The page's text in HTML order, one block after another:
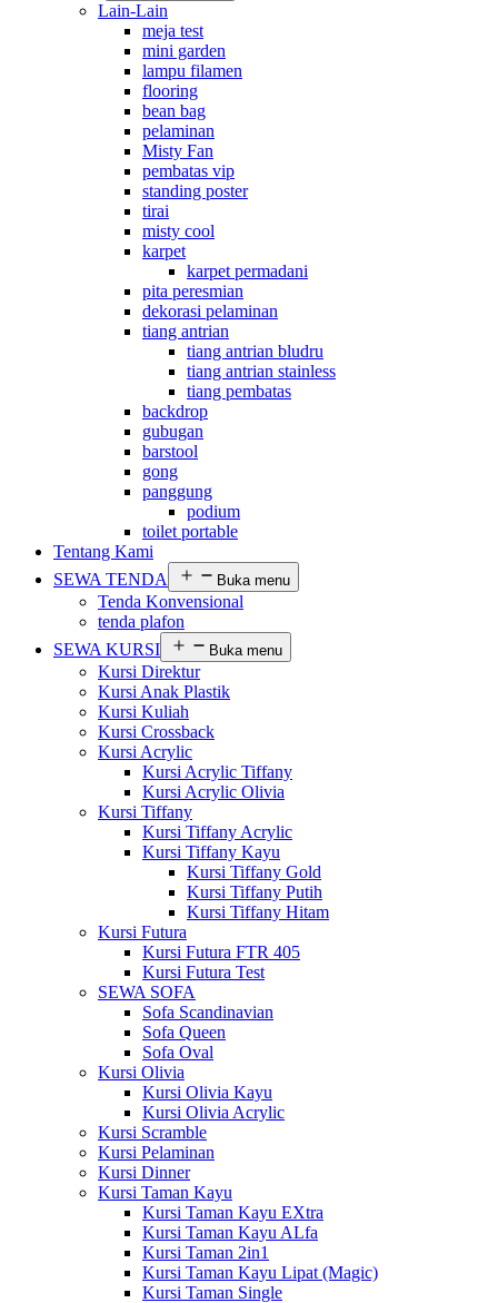
Lain-Lain
meja test
mini garden
lampu filamen
flooring
bean bag
pelaminan
Misty Fan
pembatas vip
standing poster
tirai
misty cool
karpet
karpet permadani
pita peresmian
dekorasi pelaminan
tiang antrian
tiang antrian bludru
tiang antrian stainless
tiang pembatas
backdrop
gubugan
barstool
gong
panggung
podium
toilet portable
Tentang Kami
SEWA TENDA
Buka menu
Tenda Konvensional
tenda plafon
SEWA KURSI
Buka menu
Kursi Direktur
Kursi Anak Plastik
Kursi Kuliah
Kursi Crossback
Kursi Acrylic
Kursi Acrylic Tiffany
Kursi Acrylic Olivia
Kursi Tiffany
Kursi Tiffany Acrylic
Kursi Tiffany Kayu
Kursi Tiffany Gold
Kursi Tiffany Putih
Kursi Tiffany Hitam
Kursi Futura
Kursi Futura FTR 405
Kursi Futura Test
SEWA SOFA
Sofa Scandinavian
Sofa Queen
Sofa Oval
Kursi Olivia
Kursi Olivia Kayu
Kursi Olivia Acrylic
Kursi Scramble
Kursi Pelaminan
Kursi Dinner
Kursi Taman Kayu
Kursi Taman Kayu EXtra
Kursi Taman Kayu ALfa
Kursi Taman 2in1
Kursi Taman Kayu Lipat (Magic)
Kursi Taman Single